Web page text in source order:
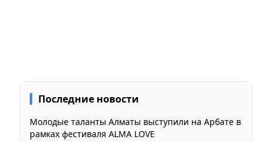
Последние новости
Молодые таланты Алматы выступили на Арбате в
рамках фестиваля ALMA LOVE